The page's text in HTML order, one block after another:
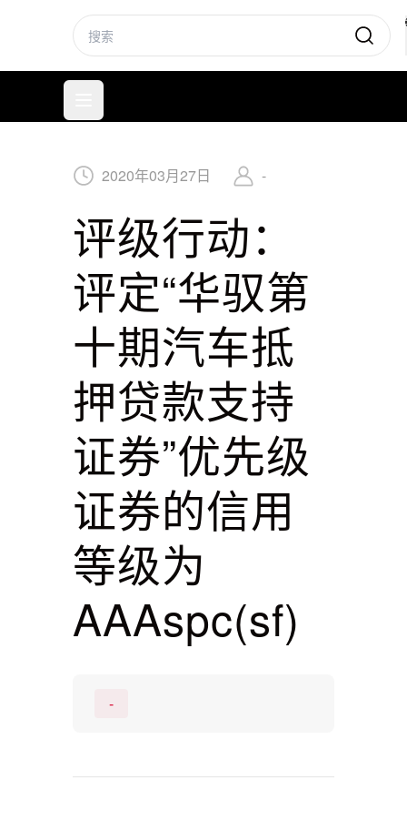
标普信评
2020年03月27日 -
评级行动：
评定“华驭第
十期汽车抵
押贷款支持
证券”优先级
证券的信用
等级为
AAAspc(sf)
-